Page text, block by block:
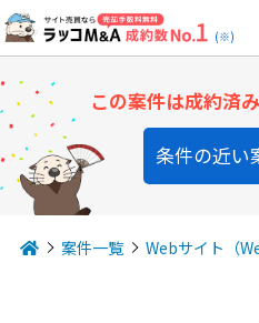
(※)
この案件は成約済
条件の近い
案件一覧 Webサイト（